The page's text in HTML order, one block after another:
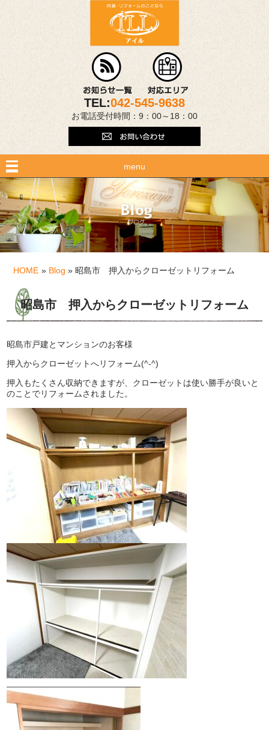
TEL:042-545-9638
お電話受付時間：9：00～18：00
menu
HOME » Blog » 昭島市 押入からクローゼットリフォーム
昭島市 押入からクローゼットリフォーム
昭島市戸建とマンションのお客様
押入からクローゼットへリフォーム(^-^)
押入もたくさん収納できますが、クローゼットは使い勝手が良いと
のことでリフォームされました。